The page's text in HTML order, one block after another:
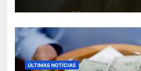
ÚLTIMAS NOTÍCIAS